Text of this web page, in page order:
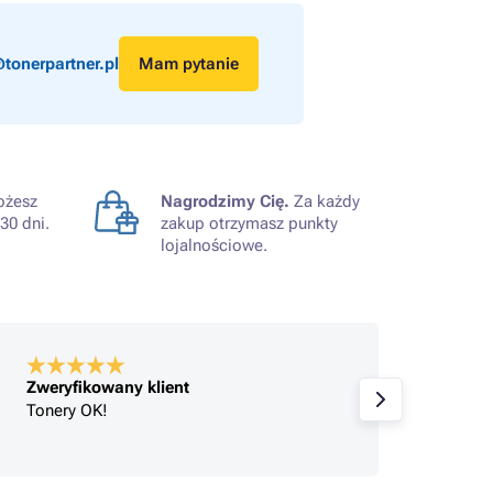
Mam pytanie
dni.
Nagrodzimy Cię. Za każdy
zakup otrzymasz punkty
lojalnościowe.
Zweryfikowany klient
Tonery OK!